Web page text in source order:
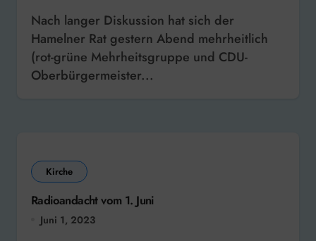
Nach langer Diskussion hat sich der
Hamelner Rat gestern Abend mehrheitlich
(rot-grüne Mehrheitsgruppe und CDU-
Oberbürgermeister...
Kirche
Radioandacht vom 1. Juni
Juni 1, 2023